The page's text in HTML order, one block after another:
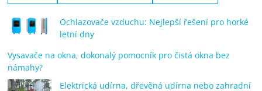
Ochlazovače vzduchu: Nejlepší řešení pro horké
letní dny
Vysavače na okna, dokonalý pomocník pro čistá okna bez
námahy?
Elektrická udírna, dřevěná udírna nebo zahradní